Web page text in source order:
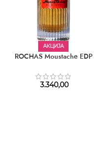
АКЦИЈА
ROCHAS Moustache EDP
3.340,00